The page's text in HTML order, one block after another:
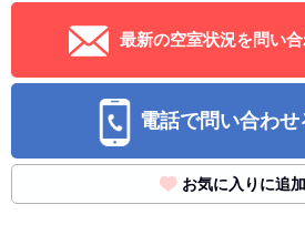
最新の空室状況を問い合
電話で問い合わせ
お気に入りに追